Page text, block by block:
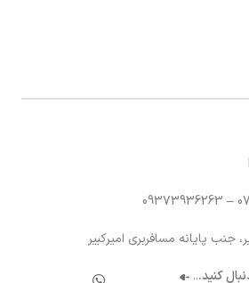
جنب پایانه مسافربری امیرکبیر
کنید...